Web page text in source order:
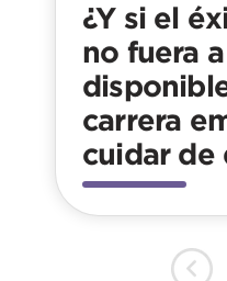
¿Y si el
no fuera
carrera
cuidar de